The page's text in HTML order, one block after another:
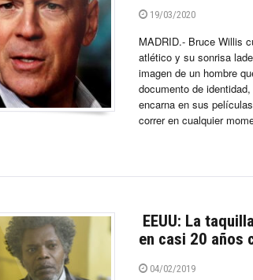
19/03/2020
MADRID.- Bruce Willis
atlético y su sonrisa
imagen de un hombre
documento de
encarna en sus
correr en cualquier
EEUU: La
en casi 20 años
04/02/2019